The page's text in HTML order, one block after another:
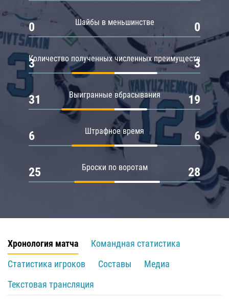
Шайбы в меньшинстве
0 0
Количество полученных численных преимуществ
3 3
Выигранные вбрасывания
31 19
Штрафное время
6 6
Броски по воротам
25 28
Хронология матча
Командная статистика
Статистика игроков
Составы
Медиа
Текстовая трансляция